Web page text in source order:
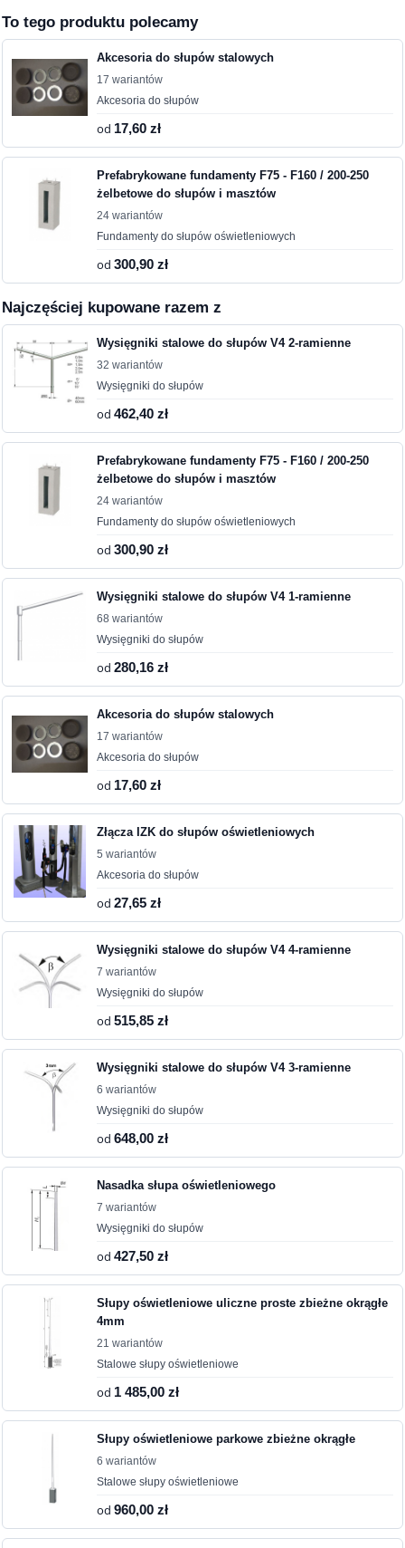
To tego produktu polecamy
Akcesoria do słupów stalowych
17 wariantów
Akcesoria do słupów
od 17,60 zł
Prefabrykowane fundamenty F75 - F160 / 200-250
żelbetowe do słupów i masztów
24 wariantów
Fundamenty do słupów oświetleniowych
od300,90 zł
Najczęściej kupowane razem z
Wysięgniki stalowe do słupów V4 2-ramienne
32 wariantów
Wysięgniki do słupów
od462,40 zł
Prefabrykowane fundamenty F75 - F160 / 200-250
żelbetowe do słupów i masztów
24 wariantów
Fundamenty do słupów oświetleniowych
od300,90 zł
Wysięgniki stalowe do słupów V4 1-ramienne
68 wariantów
Wysięgniki do słupów
od280,16 zł
Akcesoria do słupów stalowych
17 wariantów
Akcesoria do słupów
od 17,60 zł
Złącza IZK do słupów oświetleniowych
5 wariantów
Akcesoria do słupów
od27,65 zł
Wysięgniki stalowe do słupów V4 4-ramienne
7 wariantów
Wysięgniki do słupów
od515,85 zł
Wysięgniki stalowe do słupów V4 3-ramienne
6 wariantów
Wysięgniki do słupów
od648,00 zł
Nasadka słupa oświetleniowego
7 wariantów
Wysięgniki do słupów
od427,50 zł
Słupy oświetleniowe uliczne proste zbieżne okrągłe
4mm
21 wariantów
Stalowe słupy oświetleniowe
od 1 485,00 zł
Słupy oświetleniowe parkowe zbieżne okrągłe
6 wariantów
Stalowe słupy oświetleniowe
od960,00 zł